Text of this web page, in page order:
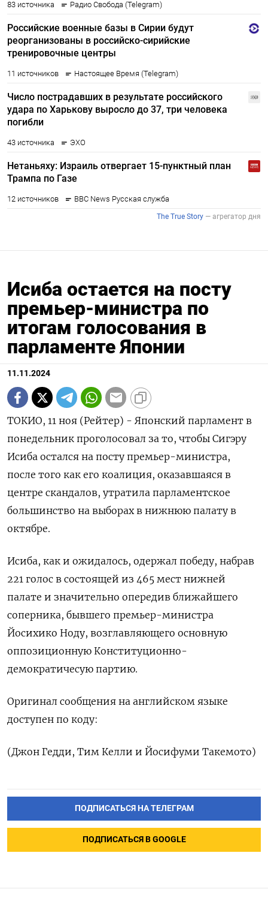
Исиба остается на посту
премьер-министра по
итогам голосования в
парламенте Японии
11.11.2024
ТОКИО, 11 ноя (Рейтер) - Японский парламент в
понедельник проголосовал за то, чтобы Сигэру
Исиба остался на посту премьер-министра,
после того как его коалиция, оказавшаяся в
центре скандалов, утратила парламентское
большинство на выборах в нижнюю палату в
октябре.
Исиба, как и ожидалось, одержал победу, набрав
221 голос в состоящей из 465 мест нижней
палате и значительно опередив ближайшего
соперника, бывшего премьер-министра
Йосихико Ноду, возглавляющего основную
оппозиционную Конституционно-
демократичесую партию.
Оригинал сообщения на английском языке
доступен по коду:
(Джон Гедди, Тим Келли и Йосифуми Такемото)
ПОДПИСАТЬСЯ НА ТЕЛЕГРАМ
ПОДПИСАТЬСЯ В GOOGLE